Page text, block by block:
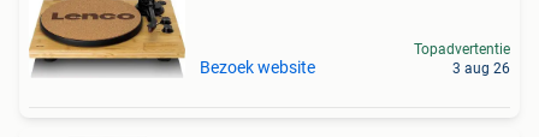
Bezoek website
Topadvertentie
3 aug 26